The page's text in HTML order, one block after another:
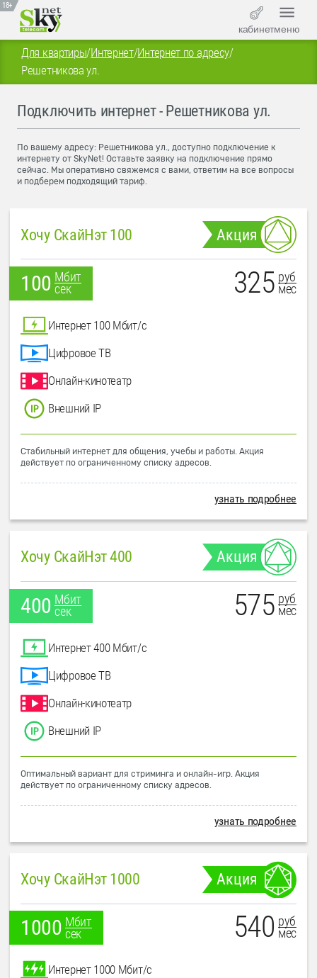
18+
кабинетменю
Для квартиры/Интернет/Интернет по адресу/
Решетникова ул.
Подключить интернет - Решетникова ул.
По вашему адресу: Решетникова ул., доступно подключение к
интернету от SkyNet! Оставьте заявку на подключение прямо
сейчас. Мы оперативно свяжемся с вами, ответим на все вопросы
и подберем подходящий тариф.
Хочу СкайНэт 100 Акция
100 Мбит
сек
325 руб
мес
Интернет 100 Мбит/с
Цифровое ТВ
Онлайн-кинотеатр
Внешний IP
Стабильный интернет для общения, учебы и работы. Акция
действует по ограниченному списку адресов.
узнать подробнее
Хочу СкайНэт 400 Акция
400 Мбит
сек
575 руб
мес
Интернет 400 Мбит/с
Цифровое ТВ
Онлайн-кинотеатр
Внешний IP
Оптимальный вариант для стриминга и онлайн-игр. Акция
действует по ограниченному списку адресов.
узнать подробнее
Хочу СкайНэт 1000 Акция
1000 Мбит
сек
540 руб
мес
Интернет 1000 Мбит/с